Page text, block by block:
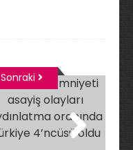
Sonraki